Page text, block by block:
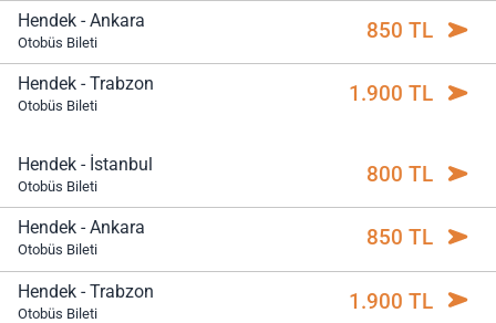
Hendek - Ankara
Otobüs Bileti 850 TL
Hendek - Trabzon
Otobüs Bileti 1.900 TL
Hendek - İstanbul
Otobüs Bileti 800 TL
Hendek - Ankara
Otobüs Bileti 850 TL
Hendek - Trabzon
Otobüs Bileti 1.900 TL